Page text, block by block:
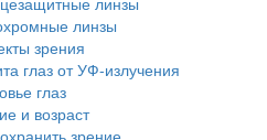
линзы
зрения
глаз от УФ-излучения
глаз
и возраст